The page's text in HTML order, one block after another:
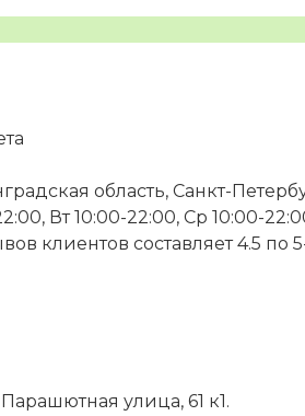
область, Санкт-
Вт 10:00-22:00, Ср 10:00-
клиентов составляет 4.5 по
улица, 61 к1.